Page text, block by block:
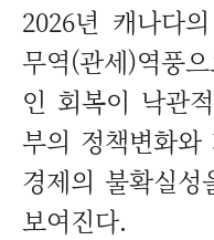
2026년 캐나다
무역(관세)역풍
인 회복이 낙관
부의 정책변화와
경제의 불확실
보여진다.